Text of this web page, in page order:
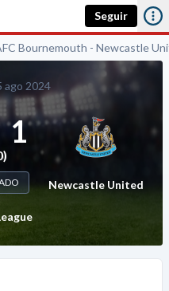
Seguir
Bournemouth - Newcastle
ago 2024
1
Newcastle United